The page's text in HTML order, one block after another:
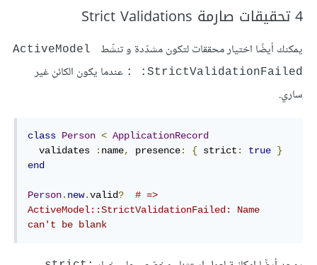
4 تحقيقات صارمة Strict Validations
يمكنك أيضًا اختيار محققات لتكون مشدّدة و تنشّط
ActiveModel
: :StrictValidationFailed عندما يكون الكائن غير
ساري.
class Person < ApplicationRecord
  validates
: name, presence: { strict : true }
end
Person. new.valid?
# =>
ActiveModel::StrictValidationFailed: Name
can't be blank